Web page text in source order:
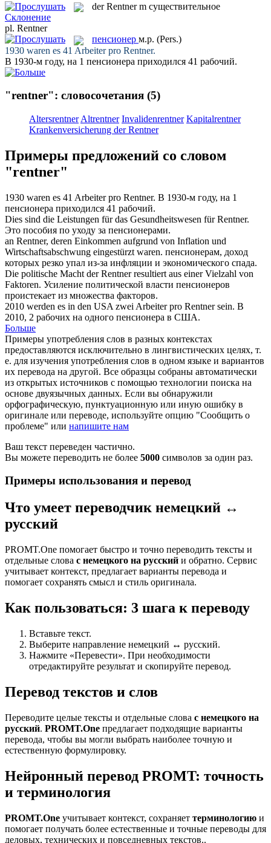
derRentner m существительное
Склонение
pl. Rentner
пенсионер м.р. (Pers.)
1930 waren es 41 Arbeiter pro Rentner.
В 1930-м году, на 1 пенсионера приходился 41 рабочий.
"rentner": словосочетания (5)
Altersrentner Altrentner Invalidenrentner Kapitalrentner
Krankenversicherung der Rentner
Примеры предложений со словом
"rentner"
1930 waren es 41 Arbeiter pro Rentner. В 1930-м году, на 1
пенсионера приходился 41 рабочий.
Dies sind die Leistungen für das Gesundheitswesen fürRentner.
Это пособия по уходу за пенсионерами.
an Rentner, deren Einkommen aufgrund von Inflation und
Wirtschaftsabschwung eingestürzt waren. пенсионерам, доход
которых резко упал из-за инфляции и экономического спада.
Die politische Macht derRentnerresultiert aus einer Vielzahl von
Faktoren. Усиление политической власти пенсионеров
проистекает из множества факторов.
2010 werden es in den USA zwei Arbeiter pro Rentnersein. В
2010, 2 рабочих на одного пенсионера в США.
Больше
Примеры употребления слов в разных контекстах
предоставляются исключительно в лингвистических целях, т.
е. для изучения употребления слов в одном языке и вариантов
их перевода на другой. Все образцы собраны автоматически
из открытых источников с помощью технологии поиска на
основе двуязычных данных. Если вы обнаружили
орфографическую, пунктуационную или иную ошибку в
оригинале или переводе, используйте опцию "Сообщить о
проблеме" или напишите нам
Ваш текст переведен частично.
Вы можете переводить не более 5000 символов за один раз.
Примеры использования и перевод
Что умеет переводчик немецкий ↔
русский
PROMT.One помогает быстро и точно переводить тексты и
отдельные слова с немецкого на русский и обратно. Сервис
учитывает контекст, предлагает варианты перевода и
помогает сохранять смысл и стиль оригинала.
Как пользоваться: 3 шага к переводу
Вставьте текст.
Выберите направление немецкий ↔ русский.
Нажмите «Перевести». При необходимости
отредактируйте результат и скопируйте перевод.
Перевод текстов и слов
Переводите целые тексты и отдельные слова с немецкого на
русский. PROMT.One предлагает подходящие варианты
перевода, чтобы вы могли выбрать наиболее точную и
естественную формулировку.
Нейронный перевод PROMT: точность
и терминология
PROMT.One учитывает контекст, сохраняет терминологию и
помогает получать более естественные и точные переводы для
деловых, технических и повседневных текстов..